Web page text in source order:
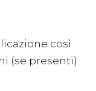
così
(se presenti)